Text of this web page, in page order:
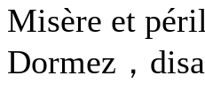
Misère et
Dormez，